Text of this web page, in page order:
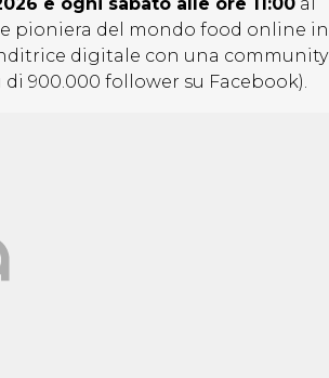
pioniera del mondo food online in
digitale con una community
900.000 follower su Facebook).